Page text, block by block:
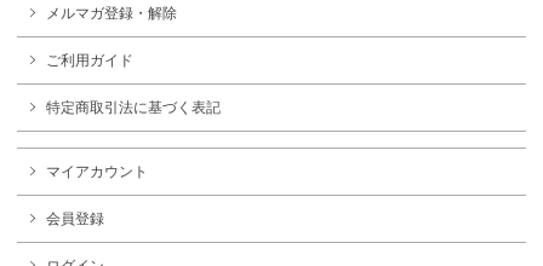
メルマガ登録・解除
ご利用ガイド
特定商取引法に基づく表記
マイアカウント
会員登録